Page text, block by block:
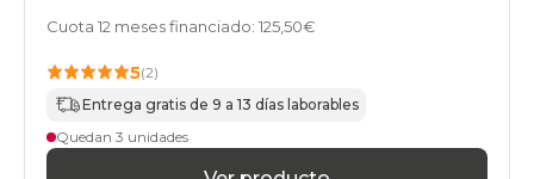
Cuota 12 meses financiado: 125,50€
5(2)
Entrega gratis de 9 a 13 días laborables
Quedan 3 unidades